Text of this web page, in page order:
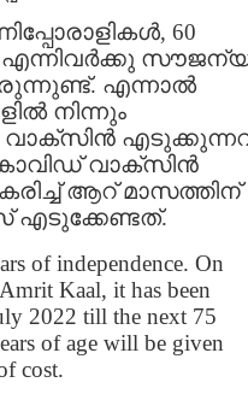
60
എന്നാൽ
നിന്നും
വാക്സിൻ
വാക്സിൻ
ആറ് മാസത്തിന്
എടുക്കേണ്ടത്.
of independence. On
Kaal, it has been
2022 till the next 75
of age will be given
cost.